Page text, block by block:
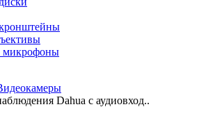
Dahua с аудиовход..